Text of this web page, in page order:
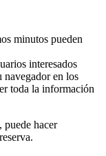
minutos pueden
interesados
navegador en los
toda la información
puede hacer